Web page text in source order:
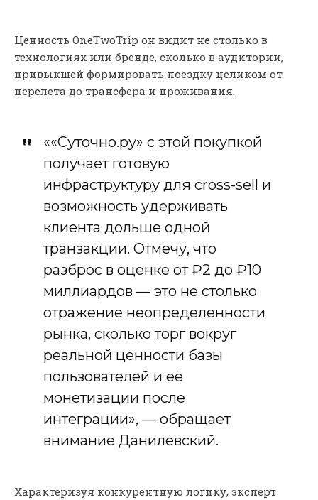
Ценность OneTwoTrip он видит не столько в
технологиях или бренде, сколько в аудитории,
привыкшей формировать поездку целиком от
перелета до трансфера и проживания.
««Суточно.ру» с этой покупкой
получает готовую
инфраструктуру для cross-sell и
возможность удерживать
клиента дольше одной
транзакции. Отмечу, что
разброс в оценке от ₽2 до ₽10
миллиардов — это не столько
отражение неопределенности
рынка, сколько торг вокруг
реальной ценности базы
пользователей и её
монетизации после
интеграции», — обращает
внимание Данилевский.
Характеризуя конкурентную логику, эксперт